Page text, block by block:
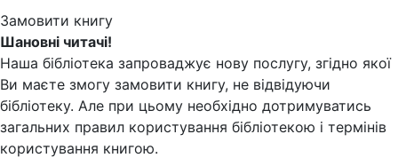
Замовити книгу
Шановні читачі!
Наша бібліотека запроваджує нову послугу, згідно якої
Ви маєте змогу замовити книгу, не відвідуючи
бібліотеку. Але при цьому необхідно дотримуватись
загальних правил користування бібліотекою і термінів
користування книгою.